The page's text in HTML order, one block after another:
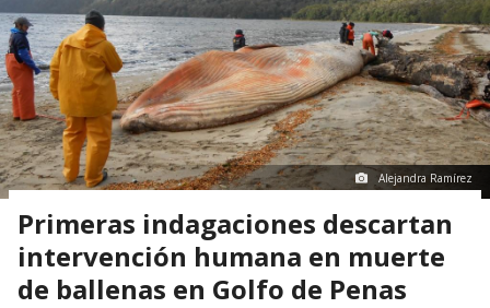
Alejandra Ramírez
Primeras indagaciones descartan
intervención humana en muerte
de ballenas en Golfo de Penas